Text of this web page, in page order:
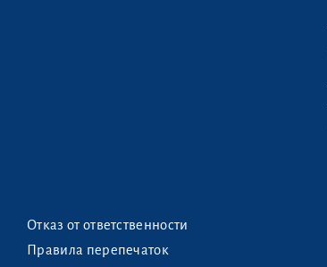
Отказ от ответственности
Правила перепечаток